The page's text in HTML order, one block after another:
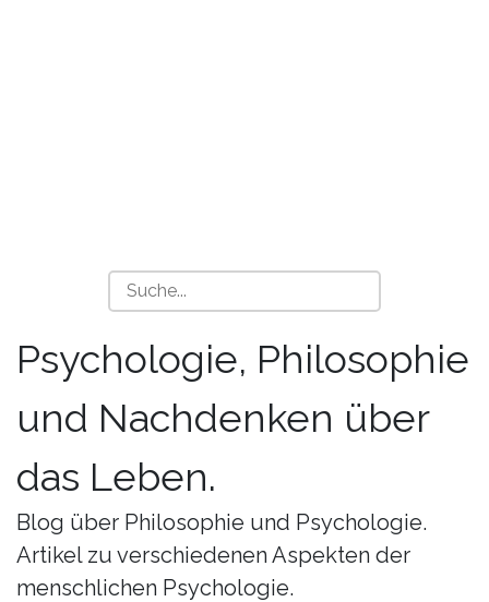
Psychologie, Philosophie
und Nachdenken über
das Leben.
Blog über Philosophie und Psychologie.
Artikel zu verschiedenen Aspekten der
menschlichen Psychologie.